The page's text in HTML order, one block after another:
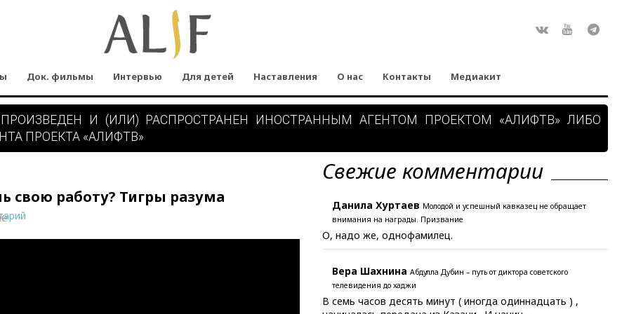
Док. фильмы Интервью Для детей Наставления О нас Контакты Медиакит
И (ИЛИ) РАСПРОСТРАНЕН ИНОСТРАННЫМ АГЕНТОМ ПРОЕКТОМ «АЛИФТВ» ЛИБО
ПРОЕКТА «АЛИФТВ»
свою работу? Тигры разума
Свежие комментарии
Данила Хуртаев Молодой и успешный кавказец не обращает
внимания на награды. Призвание
О, надо же, однофамилец.
Вера Шахнина Абдулла Дубин – путь от диктора советского
телевидения до хаджи
В семь часов десять минут ( иногда одиннадцать ) ,